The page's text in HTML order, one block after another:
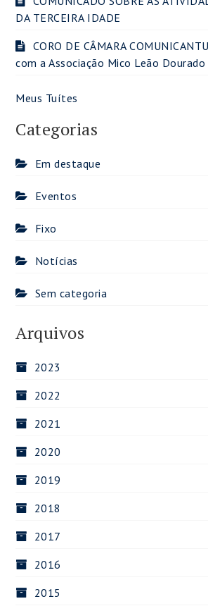
DA TERCEIRA IDADE
CORO DE CÂMARA
com a Associação Mico Leão Dourado
Meus Tuítes
Categorias
Em destaque
Eventos
Fixo
Notícias
Sem categoria
Arquivos
2023
2022
2021
2020
2019
2018
2017
2016
2015